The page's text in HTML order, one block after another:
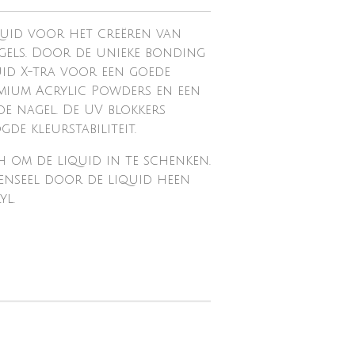
voor het creëren van
Door de unieke bonding
X-tra voor een goede
Acrylic Powders en een
nagel. De UV blokkers
kleurstabiliteit.
om de liquid in te schenken.
door de liquid heen